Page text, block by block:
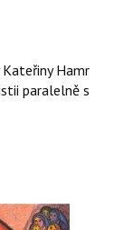
Hamr
paralelně s